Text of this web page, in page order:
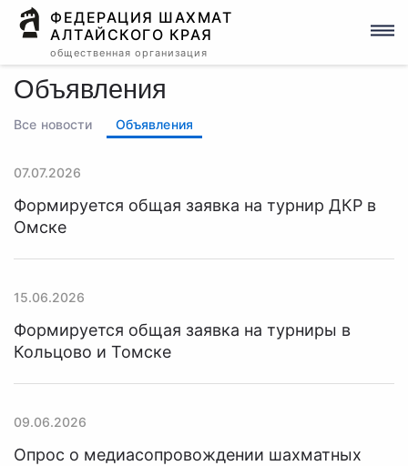
ФЕДЕРАЦИЯ ШАХМАТ
АЛТАЙСКОГО КРАЯ
общественная организация
Объявления
Все новости Объявления
07.07.2026
Формируется общая заявка на турнир ДКР в
Омске
15.06.2026
Формируется общая заявка на турниры в
Кольцово и Томске
09.06.2026
Опрос о медиасопровождении шахматных